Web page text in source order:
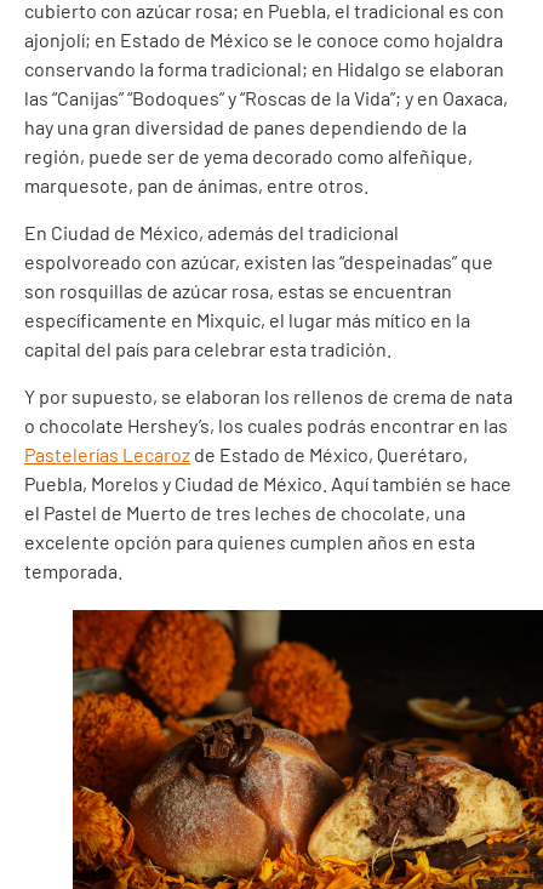
cubierto con azúcar rosa; en Puebla, el tradicional es con
ajonjolí; en Estado de México se le conoce como hojaldra
conservando la forma tradicional; en Hidalgo se elaboran
las “Canijas” “Bodoques” y “Roscas de la Vida”; y en Oaxaca,
hay una gran diversidad de panes dependiendo de la
región, puede ser de yema decorado como alfeñique,
marquesote, pan de ánimas, entre otros.
En Ciudad de México, además del tradicional
espolvoreado con azúcar, existen las “despeinadas” que
son rosquillas de azúcar rosa, estas se encuentran
específicamente en Mixquic, el lugar más mítico en la
capital del país para celebrar esta tradición.
Y por supuesto, se elaboran los rellenos de crema de nata
o chocolate Hershey’s, los cuales podrás encontrar en las
Pastelerías Lecaroz de Estado de México, Querétaro,
Puebla, Morelos y Ciudad de México. Aquí también se hace
el Pastel de Muerto de tres leches de chocolate, una
excelente opción para quienes cumplen años en esta
temporada.